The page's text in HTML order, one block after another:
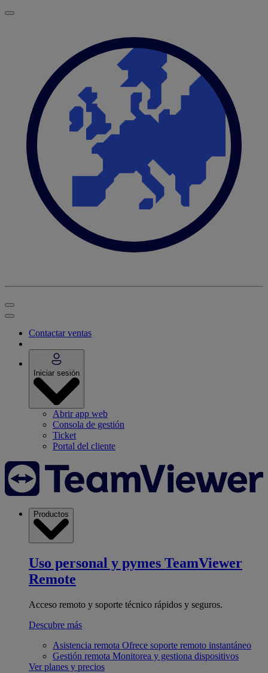
Contactar ventas
Iniciar sesión
Abrir app web
Consola de gestión
Ticket
Portal del cliente
Productos
Uso personal y pymes TeamViewer
Remote
Acceso remoto y soporte técnico rápidos y seguros.
Descubre más
Asistencia remota Ofrece soporte remoto instantáneo
Gestión remota Monitorea y gestiona dispositivos
Ver planes y precios